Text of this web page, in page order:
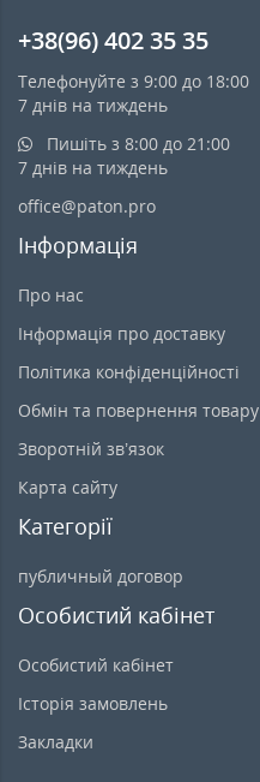
+38(96) 402 35 35
Телефонуйте з 9:00 до 18:00
7 днів на тиждень
Пишіть з 8:00 до 21:00
7 днів на тиждень
office@paton.pro
Інформація
Про нас
Інформація про доставку
Політика конфіденційності
Обмін та повернення товару
Зворотній зв’язок
Карта сайту
Категорії
публичный договор
Особистий кабінет
Особистий кабінет
Історія замовлень
Закладки